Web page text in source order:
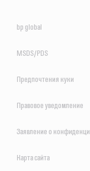
bp global
MSDS/PDS
Предпочтения куки
Правовое уведомление
Заявление о
Карта сайта